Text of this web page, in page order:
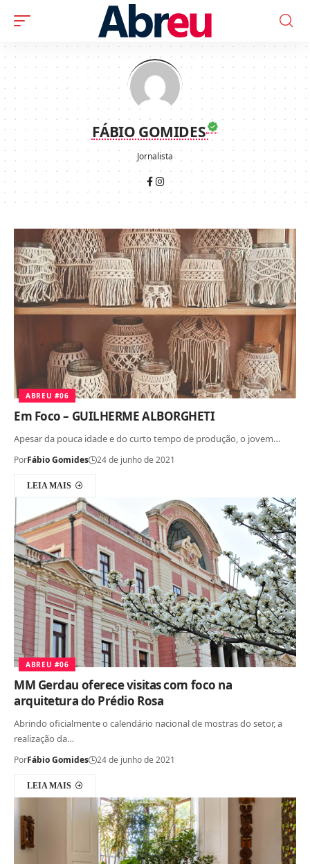
FÁBIO GOMIDES
Jornalista
ABREU #06
Em Foco – GUILHERME ALBORGHETI
Apesar da pouca idade e do curto tempo de produção, o jovem…
PorFábio Gomides 24 de junho de 2021
LEIA MAIS
ABREU #06
MM Gerdau oferece visitas com foco na
arquitetura do Prédio Rosa
Abrindo oficialmente o calendário nacional de mostras do setor, a
realização da…
PorFábio Gomides 24 de junho de 2021
LEIA MAIS